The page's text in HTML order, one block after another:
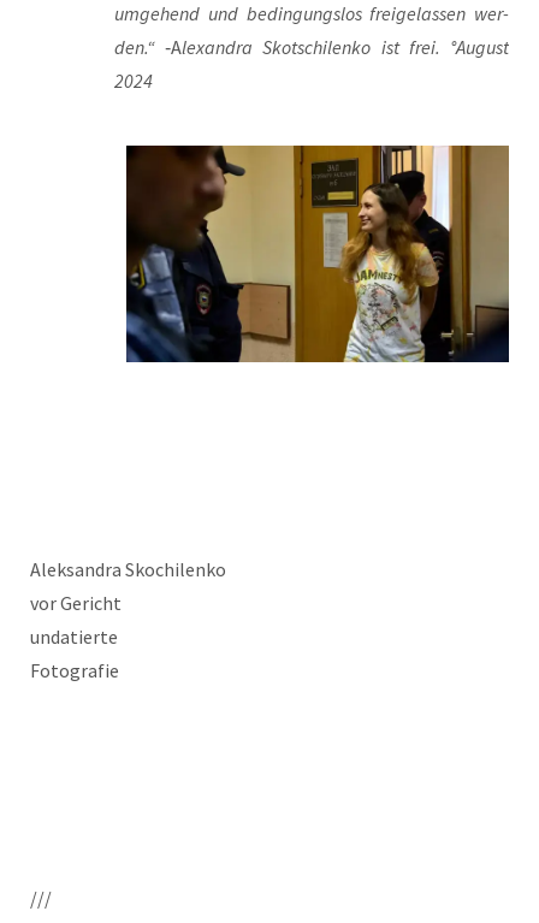
umge­hend und bedin­gungs­los frei­ge­las­sen wer­
den.“ ‑Alex­an­dra Skot­schi­len­ko ist frei. °August
2024
Alek­san­dra Skochilenko
vor Gericht
undatierte
Fotografie
///